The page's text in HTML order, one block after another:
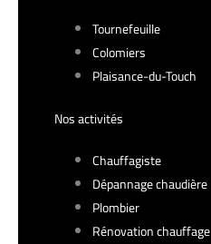
Tournefeuille
Colomiers
Plaisance-du-Touch
Nos activités
Chauffagiste
Dépannage chaudière
Plombier
Rénovation chauffage